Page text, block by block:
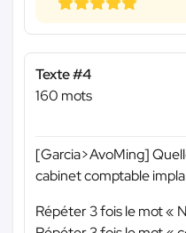
Texte #4
160 mots
[Garcia>AvoMing]
cabinet comptable
Répéter 3 fois le mot «